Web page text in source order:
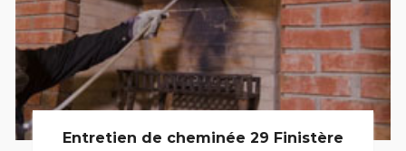
Entretien de cheminée 29 Finistère